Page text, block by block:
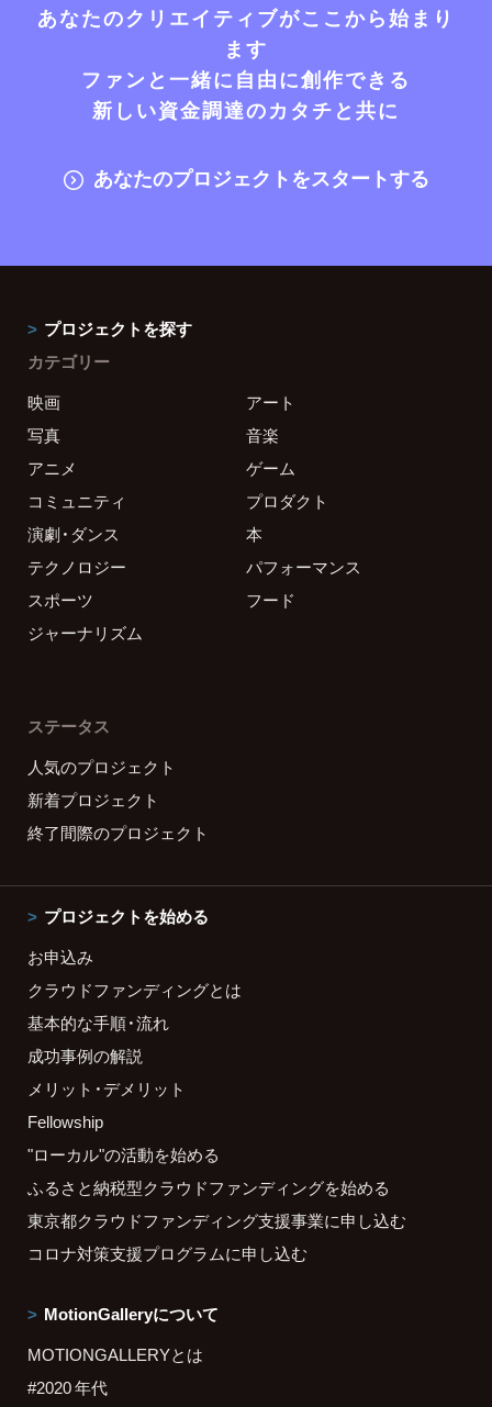
あなたのクリエイティブがここから始まり
ます
ファンと一緒に自由に創作できる
新しい資金調達のカタチと共に
あなたのプロジェクトをスタートする
プロジェクトを探す
カテゴリー
映画
アート
写真
音楽
アニメ
ゲーム
コミュニティ
プロダクト
演劇・ダンス
本
テクノロジー
パフォーマンス
スポーツ
フード
ジャーナリズム
ステータス
人気のプロジェクト
新着プロジェクト
終了間際のプロジェクト
プロジェクトを始める
お申込み
クラウドファンディングとは
基本的な手順・流れ
成功事例の解説
メリット・デメリット
Fellowship
"ローカル"の活動を始める
ふるさと納税型クラウドファンディングを始める
東京都クラウドファンディング支援事業に申し込む
コロナ対策支援プログラムに申し込む
MotionGalleryについて
MOTIONGALLERYとは
#2020 年代